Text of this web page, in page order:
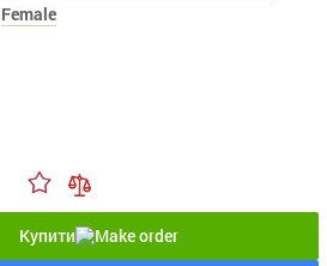
Female
Купити